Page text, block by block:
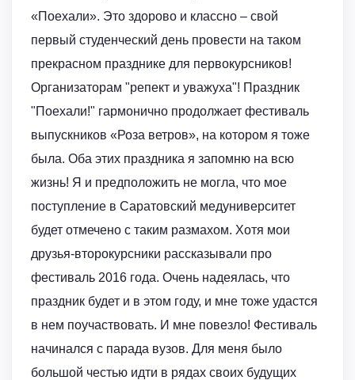
«Поехали». Это здорово и классно – свой
первый студенческий день провести на таком
прекрасном празднике для первокурсников!
Организаторам "репект и уважуха"! Праздник
"Поехали!" гармонично продолжает фестиваль
выпускников «Роза ветров», на котором я тоже
была. Оба этих праздника я запомню на всю
жизнь! Я и предположить не могла, что мое
поступление в Саратовский медуниверситет
будет отмечено с таким размахом. Хотя мои
друзья-второкурсники рассказывали про
фестиваль 2016 года. Очень надеялась, что
праздник будет и в этом году, и мне тоже удастся
в нем поучаствовать. И мне повезло! Фестиваль
начинался с парада вузов. Для меня было
большой честью идти в рядах своих будущих